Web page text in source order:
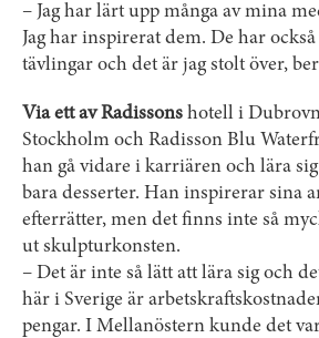
– Jag har lärt upp många av mina
Jag har inspirerat dem. De har
tävlingar och det är jag stolt över,
Via ett av Radissons ­hotell i
Stockholm och Radisson Blu
han gå vidare i karriären och lära
bara desserter. Han inspirerar sina
efterrätter, men det finns inte så
ut skulpturkonsten.
– Det är inte så lätt att lära sig och
här i Sverige är
pengar. I Mellanöstern kunde det